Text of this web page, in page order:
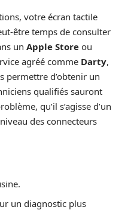
votre écran tactile
être temps de consulter
un Apple Store ou
agréé comme Darty,
permettre d’obtenir un
qualifiés sauront
qu’il s’agisse d’un
des connecteurs
un diagnostic plus